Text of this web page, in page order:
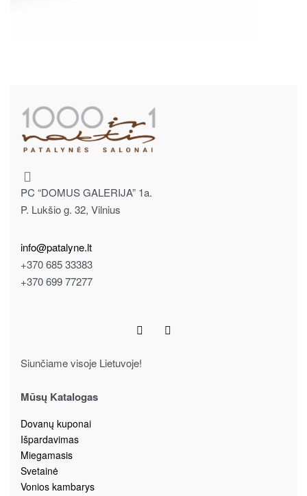
PC “DOMUS GALERIJA” 1a.
P. Lukšio g. 32, Vilnius
info@patalyne.lt
+370 685 33383
+370 699 77277
Siunčiame visoje Lietuvoje!
Mūsų Katalogas
Dovanų kuponai
Išpardavimas
Miegamasis
Svetainė
Vonios kambarys